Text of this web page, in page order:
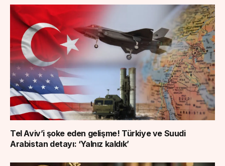
Tel Aviv’i şoke eden gelişme! Türkiye ve Suudi
Arabistan detayı: ‘Yalnız kaldık’